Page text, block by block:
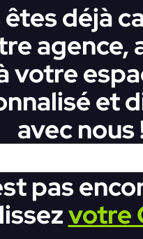
êtes déjà
agence,
votre
et
avec nous
pas
votre